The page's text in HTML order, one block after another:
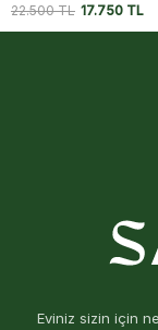
22.500TL 17.750TL
Eviniz sizin için